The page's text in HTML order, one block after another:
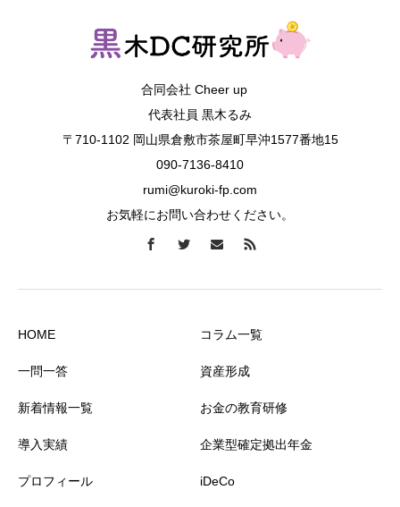
合同会社 Cheer up
代表社員 黒木るみ
〒710-1102 岡山県倉敷市茶屋町早沖1577番地15
090-7136-8410
rumi@kuroki-fp.com
お気軽にお問い合わせください。
HOME
一問一答
新着情報一覧
導入実績
プロフィール
コラム一覧
資産形成
お金の教育研修
企業型確定拠出年金
iDeCo